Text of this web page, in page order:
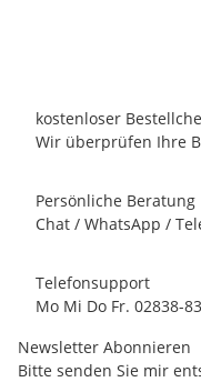
kostenloser
Wir überprüfen Ihre
Persönliche Beratung
Chat / WhatsApp /
Telefonsupport
Mo Mi Do Fr. 02838-
Newsletter Abonnieren
Bitte senden Sie mir